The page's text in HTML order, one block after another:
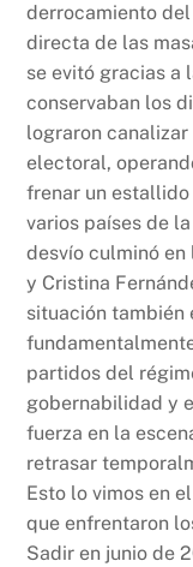
derrocamiento
directa de las
se evitó gracias a
conservaban los
lograron
electoral,
frenar un
varios países de
desvío culminó
y Cristina
situación también
partidos del
gobernabilidad y
fuerza en la
retrasar
Esto lo vimos en
que enfrentaron
Sadir en junio de